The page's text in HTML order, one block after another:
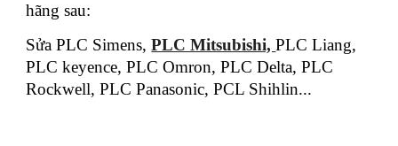
hãng sau:
Sửa PLC Simens,PLC Mitsubishi,PLC Liang,
PLC keyence, PLC Omron, PLC Delta, PLC
Rockwell, PLC Panasonic, PCL Shihlin...